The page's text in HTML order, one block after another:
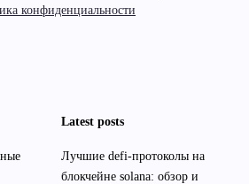
конфиденциальности
Latest posts
Лучшие defi-протоколы на
блокчейне solana: обзор и